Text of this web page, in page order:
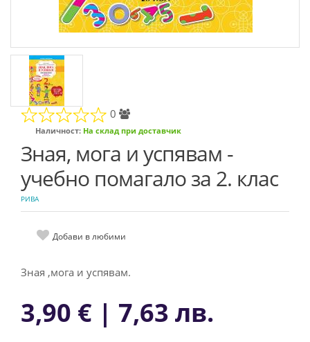
0
Наличност: На склад при доставчик
Зная, мога и успявам -
учебно помагало за 2. клас
РИВА
Добави в любими
Зная ,мога и успявам.
3,90 € | 7,63 лв.